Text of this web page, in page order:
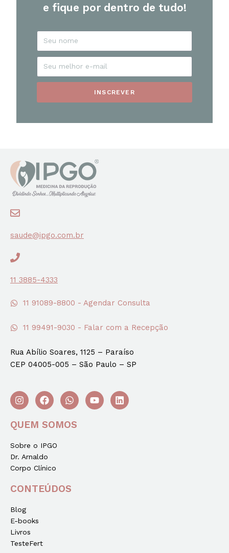
e fique por dentro de tudo!
INSCREVER
saude@ipgo.com.br
11 3885-4333
11 91089-8800 - Agendar Consulta
11 99491-9030 - Falar com a Recepção
Rua Abílio Soares, 1125 – Paraíso
CEP 04005-005 – São Paulo – SP
QUEM SOMOS
Sobre o IPGO
Dr. Arnaldo
Corpo Clínico
CONTEÚDOS
Blog
E-books
Livros
TesteFert